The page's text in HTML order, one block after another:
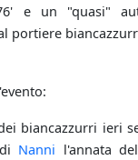
e un "quasi"
portiere
biancazzurri ieri
Nanni l'annata